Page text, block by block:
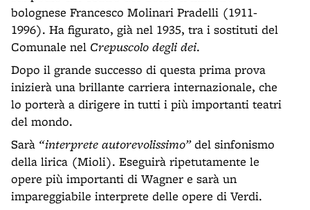
bolognese Francesco Molinari Pradelli (1911-
1996). Ha figurato, già nel 1935, tra i sostituti del
Comunale nel Crepuscolo degli dei.
Dopo il grande successo di questa prima prova
inizierà una brillante carriera internazionale, che
lo porterà a dirigere in tutti i più importanti teatri
del mondo.
Sarà “interprete autorevolissimo”del sinfonismo
della lirica (Mioli). Eseguirà ripetutamente le
opere più importanti di Wagner e sarà un
impareggiabile interprete delle opere di Verdi.